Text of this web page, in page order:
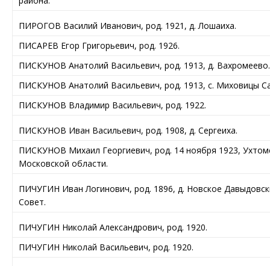
ПИРОГОВ Василий Иванович, род. 1921, д. Лошаиха.
ПИСАРЕВ Егор Григорьевич, род. 1926.
ПИСКУНОВ Анатолий Васильевич, род. 1913, д. Вахромеево.
ПИСКУНОВ Анатолий Васильевич, род. 1913, с. Миховицы
ПИСКУНОВ Владимир Васильевич, род. 1922.
ПИСКУНОВ Иван Васильевич, род. 1908, д. Сергеиха.
ПИСКУНОВ Михаил Георгиевич, род. 14 ноября 1923,
Московской области.
ПИЧУГИН Иван Логинович, род. 1896, д. Новское
Совет.
ПИЧУГИН Николай Александрович, род. 1920.
ПИЧУГИН Николай Васильевич, род. 1920.